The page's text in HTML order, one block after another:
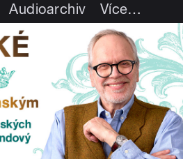
Audioarchiv Více…